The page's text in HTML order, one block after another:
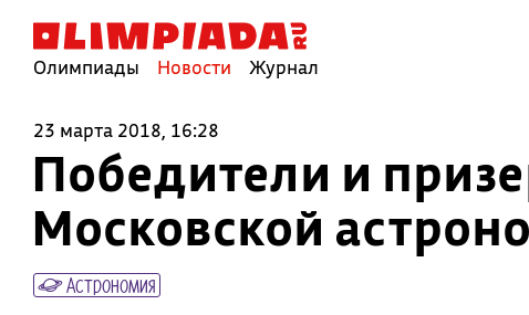
Олимпиады Новости Журнал
23 марта 2018, 16:28
Победители и
Московской
Астрономия